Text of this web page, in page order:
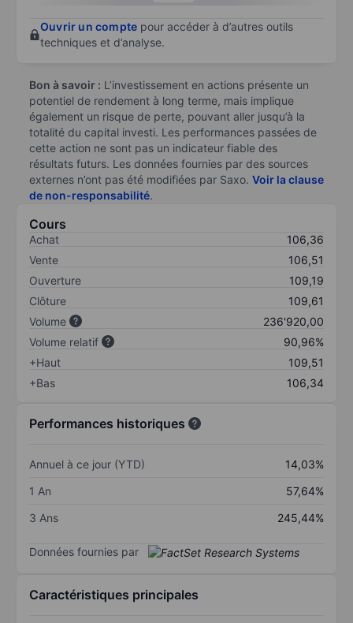
Ouvrir un compte pour accéder à d’autres outils
techniques et d’analyse.
Bon à savoir : L’investissement en actions présente un
potentiel de rendement à long terme, mais implique
également un risque de perte, pouvant aller jusqu’à la
totalité du capital investi. Les performances passées de
cette action ne sont pas un indicateur fiable des
résultats futurs. Les données fournies par des sources
externes n’ont pas été modifiées par Saxo. Voir la clause
de non-responsabilité.
Cours
Achat
106,36
Vente
106,51
Ouverture
109,19
Clôture
109,61
Volume
236'920,00
Volume relatif
90,96%
+Haut
109,51
+Bas
106,34
Performances historiques
Annuel à ce jour (YTD)
14,03%
1 An
57,64%
3 Ans
245,44%
Données fournies par
Caractéristiques principales